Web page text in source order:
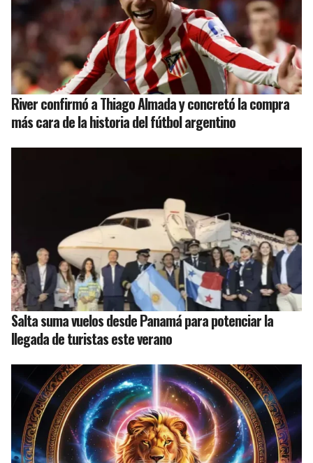
River confirmó a Thiago Almada y concretó la compra
más cara de la historia del fútbol argentino
Salta suma vuelos desde Panamá para potenciar la
llegada de turistas este verano